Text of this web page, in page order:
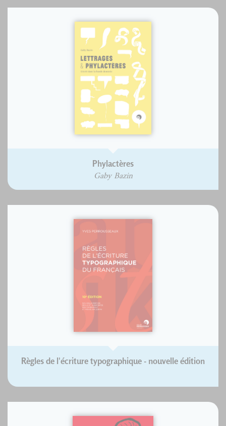
Phylactères
Gaby Bazin
Règles de l'écriture typographique - nouvelle édition